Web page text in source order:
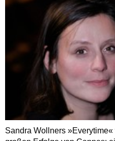
Sandra Wollners